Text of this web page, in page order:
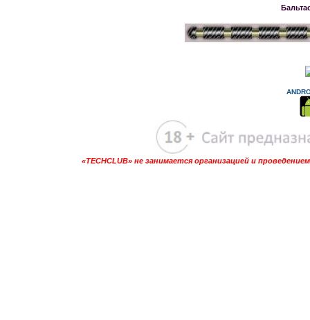
«TECHCLUB» не занимается организацией и